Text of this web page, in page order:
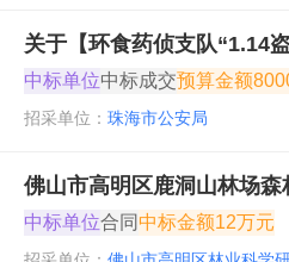
关于【环食药侦支队“1.14
中标单位中标成交预算金额
招采单位： 珠海市公安局
佛山市高明区鹿洞山林场森
中标单位合同 中标金额12万元